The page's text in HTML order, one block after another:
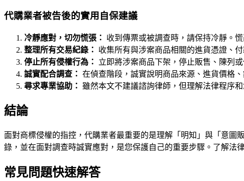
代購業者被告後的實用自保建議
冷靜應對，切勿慌張：
收到傳票或被調查時，請保持冷靜。
整理所有交易紀錄：
收集所有與涉案商品相關的進貨憑證、
停止所有侵權行為：
立即將涉案商品下架，停止販售、陳列
誠實配合調查： 在偵查階段，誠實說明商品來源、進貨價格
尋求專業協助：
雖然本文不建議諮詢律師，但理解法律程序
結論
面對商標侵權的指控，代購業者最重要的是理解「明知」與「意
錄，並在面對調查時誠實應對，是您保護自己的重要步驟。了解法
常見問題快速解答